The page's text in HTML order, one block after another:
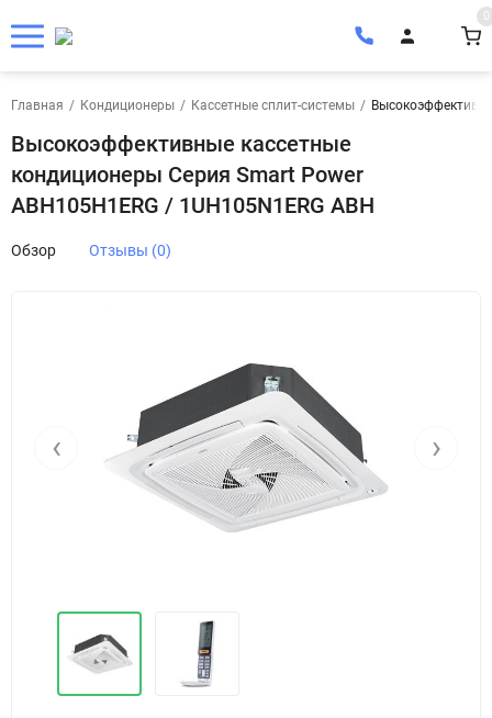
0
Главная / Кондиционеры / Кассетные сплит-системы /
Высокоэффективные кассетные
кондиционеры Серия Smart Power
ABH105H1ERG / 1UH105N1ERG ABH
Обзор Отзывы (0)
‹ ›